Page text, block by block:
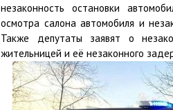
незаконность остановки
осмотра салона автомобиля и
Также депутаты заявят о
жительницей и её незаконного